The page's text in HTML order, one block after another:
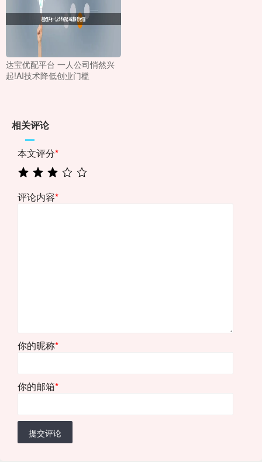
达宝优配平台 一人公司悄然兴
起!AI技术降低创业门槛
相关评论
本文评分*
评论内容*
你的昵称*
你的邮箱*
提交评论